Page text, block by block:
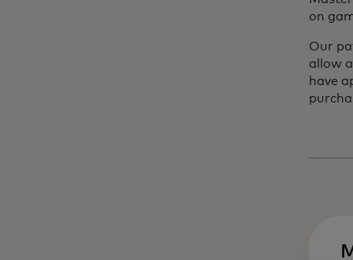
on
Our
allow
have